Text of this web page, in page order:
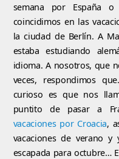
semana por España
coincidimos en las
la ciudad de Berlín. A
estaba estudiando
idioma. A nosotros, que
veces, respondimos
curioso es que nos
puntito de pasar a
vacaciones por Croacia,
vacaciones de verano y
escapada para octubre…